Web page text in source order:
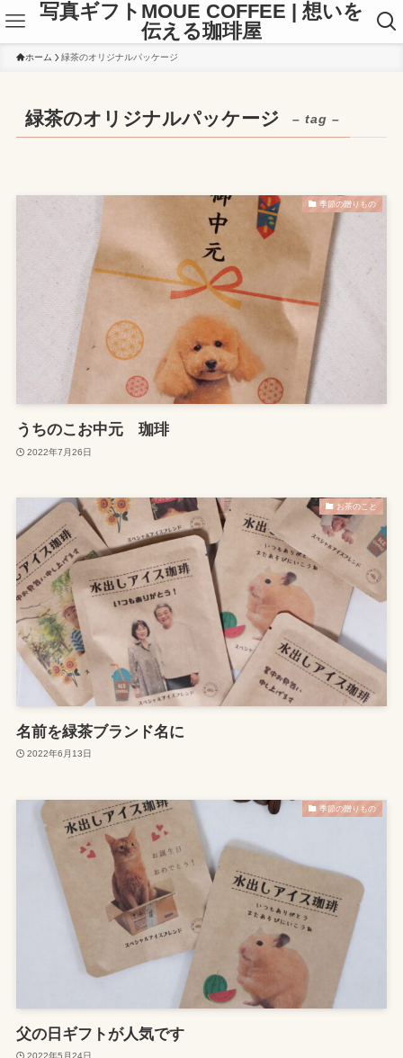
写真ギフトMOUE COFFEE | 想いを
伝える珈琲屋
ホーム 緑茶のオリジナルパッケージ
緑茶のオリジナルパッケージ – tag –
季節の贈りもの
うちのこお中元 珈琲
2022年7月26日
お茶のこと
名前を緑茶ブランド名に
2022年6月13日
季節の贈りもの
父の日ギフトが人気です
2022年5月24日